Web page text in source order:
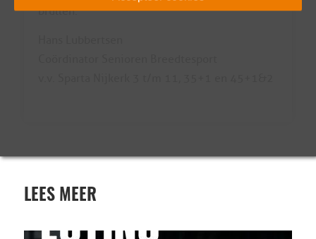
brullen.
LEES MEER